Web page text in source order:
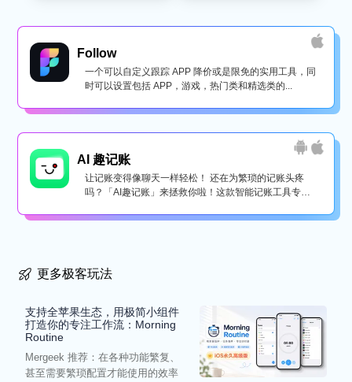
Follow
一个可以自定义跟踪 APP 降价或是限免的实用工具，同
时可以设置包括 APP，游戏，热门类和精选类的...
AI 趣记账
让记账变得像聊天一样轻松！ 还在为繁琐的记账头疼
吗？「AI趣记账」来拯救你啦！这款智能记账工具专为
更多极客玩法
支持全苹果生态，用极简小组件
打造你的专注工作流：Morning
Routine
Mergeek 推荐：在各种功能繁复、
甚至需要繁琐配置才能使用的效率